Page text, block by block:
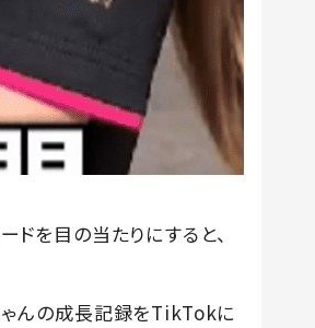
ドを目の当たりにすると、
んの成長記録をTikTokに